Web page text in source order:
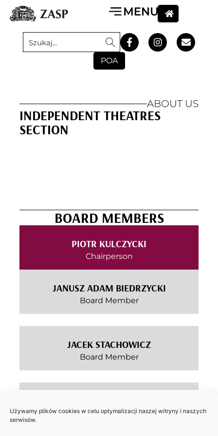
Używamy plików cookies w celu optymalizacji naszej witryny i naszych
serwisów.
POA
ABOUT US
INDEPENDENT THEATRES
SECTION
BOARD MEMBERS
PIOTR KULCZYCKI
Chairperson
JANUSZ ADAM BIEDRZYCKI
Board Member
JACEK STACHOWICZ
Board Member
Board Member